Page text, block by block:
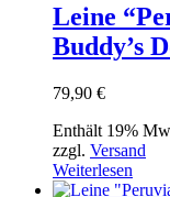
Leine
Buddy’s
79,90 €
Enthält 19%
zzgl. Versand
Weiterlesen